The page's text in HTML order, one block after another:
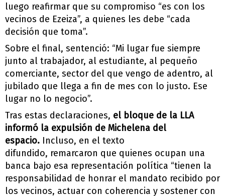
luego reafirmar que su compromiso “es con los
vecinos de Ezeiza”, a quienes les debe “cada
decisión que toma”.
Sobre el final, sentenció: “Mi lugar fue siempre
junto al trabajador, al estudiante, al pequeño
comerciante, sector del que vengo de adentro, al
jubilado que llega a fin de mes con lo justo. Ese
lugar no lo negocio”.
Tras estas declaraciones, el bloque de la LLA
informó la expulsión de Michelena del
espacio. Incluso, en el texto
difundido, remarcaron que quienes ocupan una
banca bajo esa representación política “tienen la
responsabilidad de honrar el mandato recibido por
los vecinos, actuar con coherencia y sostener con